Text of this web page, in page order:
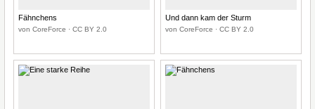
Fähnchens
von CoreForce · CC BY 2.0
Und dann kam der Sturm
von CoreForce · CC BY 2.0